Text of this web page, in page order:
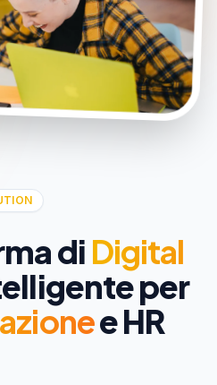
di Digital
per
e HR